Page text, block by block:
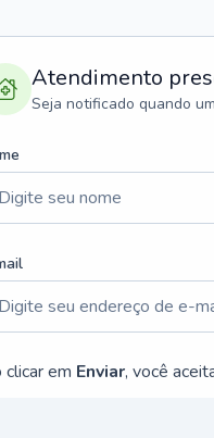
Atendimento
Seja notificado quando
em Enviar, você